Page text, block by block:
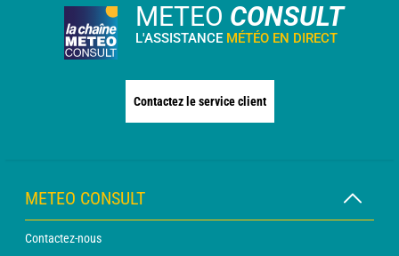
METEO CONSULT
L'ASSISTANCE MÉTÉO EN DIRECT
Contactez le service client
METEO CONSULT
Contactez-nous